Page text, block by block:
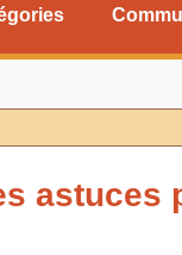
astuces